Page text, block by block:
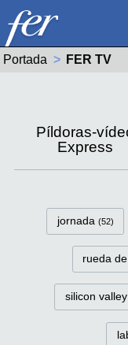
Portada Actual:
FER TV
Píldoras-
Express
FerTv
jornada (52)
rueda
silicon valley